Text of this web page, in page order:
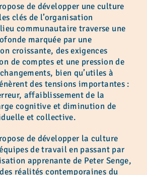
de développer une culture
clés de l’organisation
communautaire traverse une
marquée par une
croissante, des exigences
de comptes et une pression de
bien qu’utiles à
des tensions importantes :
affaiblissement de la
cognitive et diminution de
et collective.
de développer la culture
de travail en passant par
apprenante de Peter Senge,
réalités contemporaines du